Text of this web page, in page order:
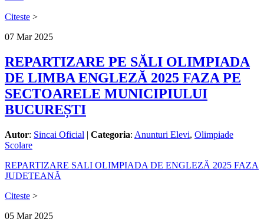
Citeste >
07 Mar 2025
REPARTIZARE PE SĂLI OLIMPIADA
DE LIMBA ENGLEZĂ 2025 FAZA PE
SECTOARELE MUNICIPIULUI
BUCUREȘTI
Autor: Sincai Oficial | Categoria: Anunturi Elevi, Olimpiade
Scolare
REPARTIZARE SALI OLIMPIADA DE ENGLEZĂ 2025 FAZA
JUDETEANĂ
Citeste >
05 Mar 2025